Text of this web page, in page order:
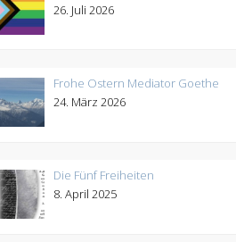
26. Juli 2026
Frohe Ostern Mediator Goethe
24. März 2026
Die Fünf Freiheiten
8. April 2025